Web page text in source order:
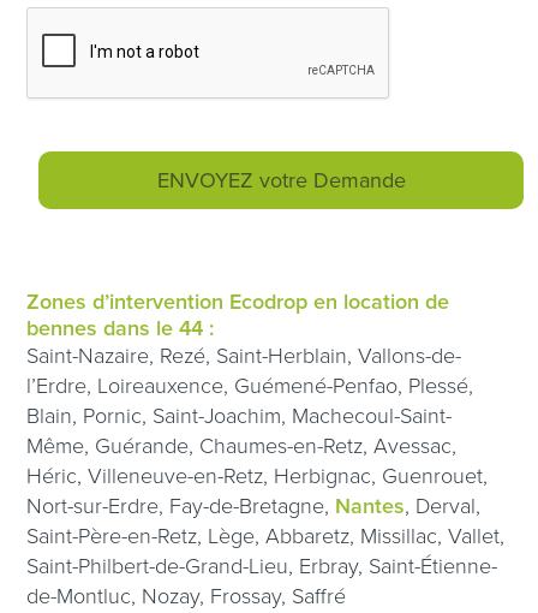
Zones d’intervention Ecodrop en location de
bennes dans le 44 :
Saint-Nazaire, Rezé, Saint-Herblain, Vallons-de-
l’Erdre, Loireauxence, Guémené-Penfao, Plessé,
Blain, Pornic, Saint-Joachim, Machecoul-Saint-
Même, Guérande, Chaumes-en-Retz, Avessac,
Héric, Villeneuve-en-Retz, Herbignac, Guenrouet,
Nort-sur-Erdre, Fay-de-Bretagne, Nantes, Derval,
Saint-Père-en-Retz, Lège, Abbaretz, Missillac, Vallet,
Saint-Philbert-de-Grand-Lieu, Erbray, Saint-Étienne-
de-Montluc, Nozay, Frossay, Saffré